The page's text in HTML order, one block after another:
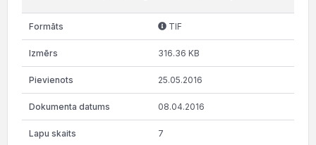
TIF
316.36 KB
25.05.2016
08.04.2016
7